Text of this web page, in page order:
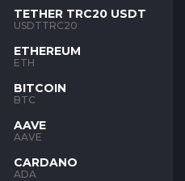
TETHER TRC20 USDT
USDTTRC20
ETHEREUM
ETH
BITCOIN
BTC
AAVE
AAVE
CARDANO
ADA